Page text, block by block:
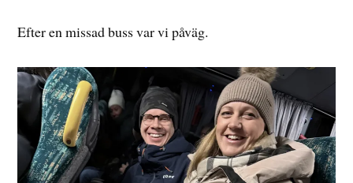
Efter en missad buss var vi påväg.